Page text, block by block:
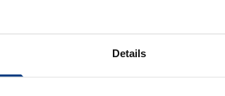
Details
include VAT. Depending on the delivery